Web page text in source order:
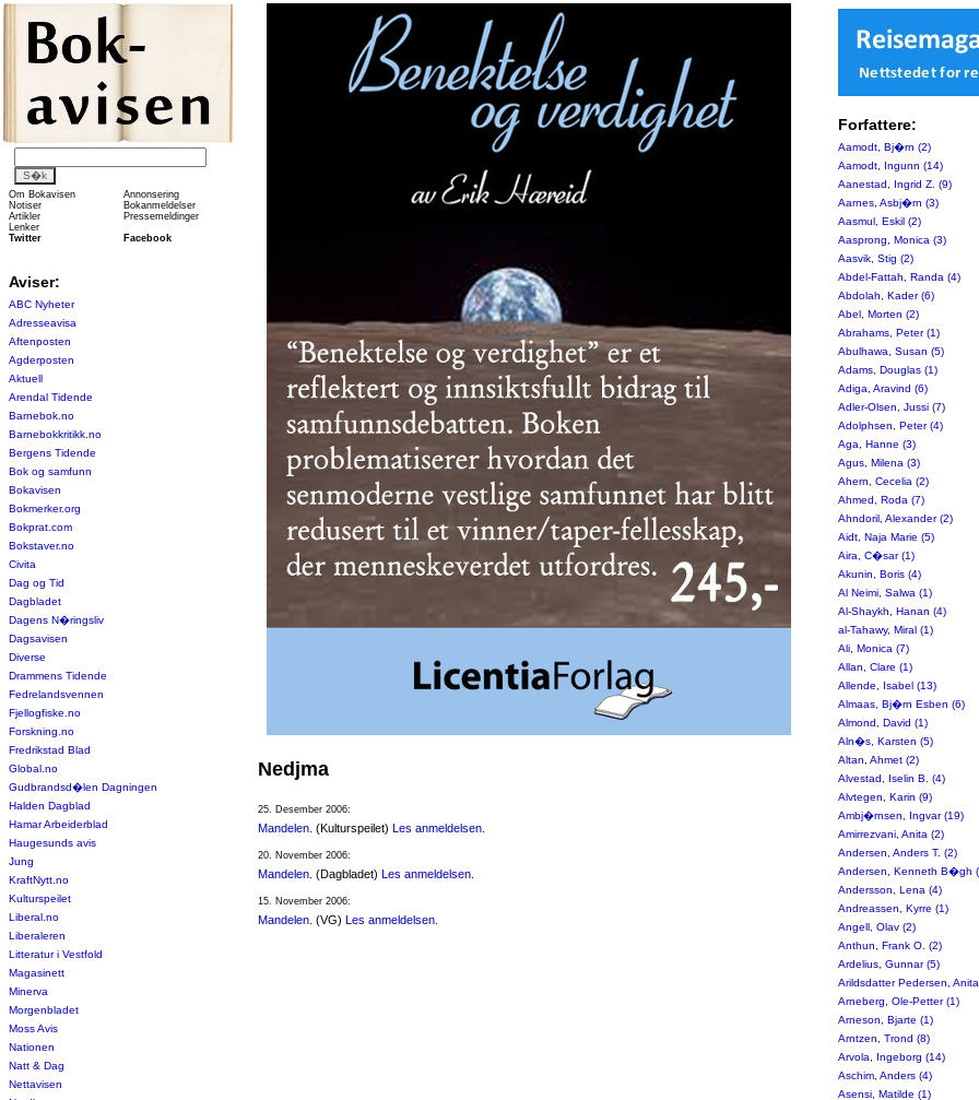
Om Bokavisen
Annonsering
Notiser
Bokanmeldelser
Artikler
Pressemeldinger
Lenker
Twitter
Facebook
Aviser:
ABC Nyheter
Adresseavisa
Aftenposten
Agderposten
Aktuell
Arendal Tidende
Barnebok.no
Barnebokkritikk.no
Bergens Tidende
Bok og samfunn
Bokavisen
Bokmerker.org
Bokprat.com
Bokstaver.no
Civita
Dag og Tid
Dagbladet
Dagens N�ringsliv
Dagsavisen
Diverse
Drammens Tidende
Fedrelandsvennen
Fjellogfiske.no
Forskning.no
Fredrikstad Blad
Global.no
Gudbrandsd�len Dagningen
Halden Dagblad
Hamar Arbeiderblad
Haugesunds avis
Jung
KraftNytt.no
Kulturspeilet
Liberal.no
Liberaleren
Litteratur i Vestfold
Magasinett
Minerva
Morgenbladet
Moss Avis
Nationen
Natt & Dag
Nettavisen
Nedjma
25. Desember 2006:
Mandelen . (Kulturspeilet) Les anmeldelsen
20. November 2006:
Mandelen . (Dagbladet) Les anmeldelsen
15. November 2006:
Mandelen . (VG) Les anmeldelsen
Forfattere:
Aamodt, Bj�rn (2)
Aamodt, Ingunn (14)
Aanestad, Ingrid Z. (9)
Aarnes, Asbj�rn (3)
Aasmul, Eskil (2)
Aasprong, Monica (3)
Aasvik, Stig (2)
Abdel-Fattah, Randa (4)
Abdolah, Kader (6)
Abel, Morten (2)
Abrahams, Peter (1)
Abulhawa, Susan (5)
Adams, Douglas (1)
Adiga, Aravind (6)
Adler-Olsen, Jussi (7)
Adolphsen, Peter (4)
Aga, Hanne (3)
Agus, Milena (3)
Ahern, Cecelia (2)
Ahmed, Roda (7)
Ahndoril, Alexander (2)
Aidt, Naja Marie (5)
Aira, C�sar (1)
Akunin, Boris (4)
Al Neimi, Salwa (1)
Al-Shaykh, Hanan (4)
al-Tahawy, Miral (1)
Ali, Monica (7)
Allan, Clare (1)
Allende, Isabel (13)
Almaas, Bj�rn Esben (6)
Almond, David (1)
Aln�s, Karsten (5)
Altan, Ahmet (2)
Alvestad, Iselin B. (4)
Alvtegen, Karin (9)
Ambj�rnsen, Ingvar (19)
Amirrezvani, Anita (2)
Andersen, Anders T. (2)
Andersen, Kenneth B�gh
Andersson, Lena (4)
Andreassen, Kyrre (1)
Angell, Olav (2)
Anthun, Frank O. (2)
Ardelius, Gunnar (5)
Arildsdatter Pedersen,
Arneberg, Ole-Petter (1)
Arneson, Bjarte (1)
Arntzen, Trond (8)
Arvola, Ingeborg (14)
Aschim, Anders (4)
Asensi, Matilde (1)